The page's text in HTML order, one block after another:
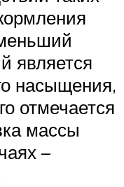
является
насыщения,
отмечается
массы
–